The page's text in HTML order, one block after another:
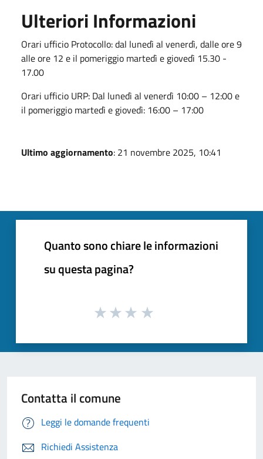
Ulteriori Informazioni
Orari ufficio Protocollo: dal lunedì al venerdì, dalle ore 9
alle ore 12 e il pomeriggio martedì e giovedì 15.30 -
17.00
Orari ufficio URP: Dal lunedì al venerdì 10:00 – 12:00 e
il pomeriggio martedì e giovedì: 16:00 – 17:00
Ultimo aggiornamento: 21 novembre 2025, 10:41
Quanto sono chiare le informazioni
su questa pagina?
Contatta il comune
Leggi le domande frequenti
Richiedi Assistenza